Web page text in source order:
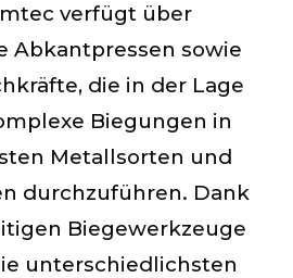
verfügt über
Abkantpressen sowie
die in der Lage
Biegungen in
Metallsorten und
durchzuführen. Dank
Biegewerkzeuge
unterschiedlichsten